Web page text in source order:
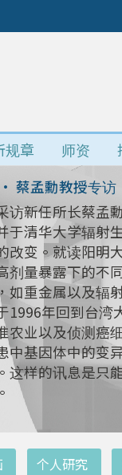
规章 师资
蔡孟勳教授专访
访新任所长蔡孟
于清华大学辐射
改变。就读阳明
剂量暴露下的不
如重金属以及辐
1996年回到台湾
农业以及侦测癌
中基因体中的变
这样的讯息是只
个人研究